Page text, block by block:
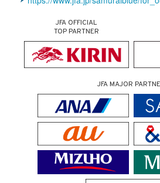
JFA OFFICIAL
TOP PARTNER
JFA MAJOR